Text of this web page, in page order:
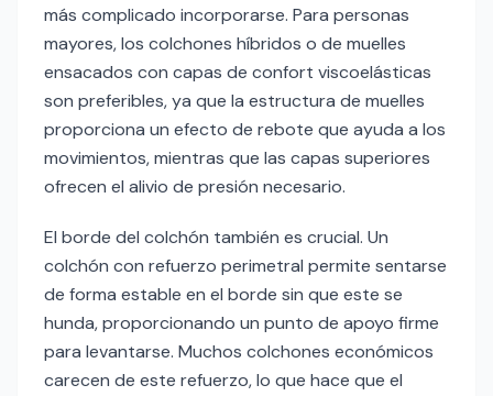
más complicado incorporarse. Para personas
mayores, los colchones híbridos o de muelles
ensacados con capas de confort viscoelásticas
son preferibles, ya que la estructura de muelles
proporciona un efecto de rebote que ayuda a los
movimientos, mientras que las capas superiores
ofrecen el alivio de presión necesario.
El borde del colchón también es crucial. Un
colchón con refuerzo perimetral permite sentarse
de forma estable en el borde sin que este se
hunda, proporcionando un punto de apoyo firme
para levantarse. Muchos colchones económicos
carecen de este refuerzo, lo que hace que el